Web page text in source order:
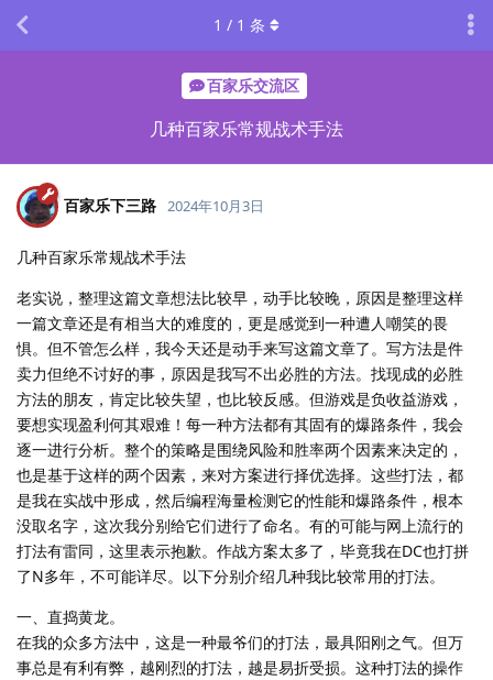
百家乐交流区
几种百家乐常规战术手法
1 / 1 条
百家乐下三路 2024年10月3日
几种百家乐常规战术手法
老实说，整理这篇文章想法比较早，动手比较晚，原因是整理这样
一篇文章还是有相当大的难度的，更是感觉到一种遭人嘲笑的畏
惧。但不管怎么样，我今天还是动手来写这篇文章了。写方法是件
卖力但绝不讨好的事，原因是我写不出必胜的方法。找现成的必胜
方法的朋友，肯定比较失望，也比较反感。但游戏是负收益游戏，
要想实现盈利何其艰难！每一种方法都有其固有的爆路条件，我会
逐一进行分析。整个的策略是围绕风险和胜率两个因素来决定的，
也是基于这样的两个因素，来对方案进行择优选择。这些打法，都
是我在实战中形成，然后编程海量检测它的性能和爆路条件，根本
没取名字，这次我分别给它们进行了命名。有的可能与网上流行的
打法有雷同，这里表示抱歉。作战方案太多了，毕竟我在DC也打拼
了N多年，不可能详尽。以下分别介绍几种我比较常用的打法。
一、直捣黄龙。
在我的众多方法中，这是一种最爷们的打法，最具阳刚之气。但万
事总是有利有弊，越刚烈的打法，越是易折受损。这种打法的操作